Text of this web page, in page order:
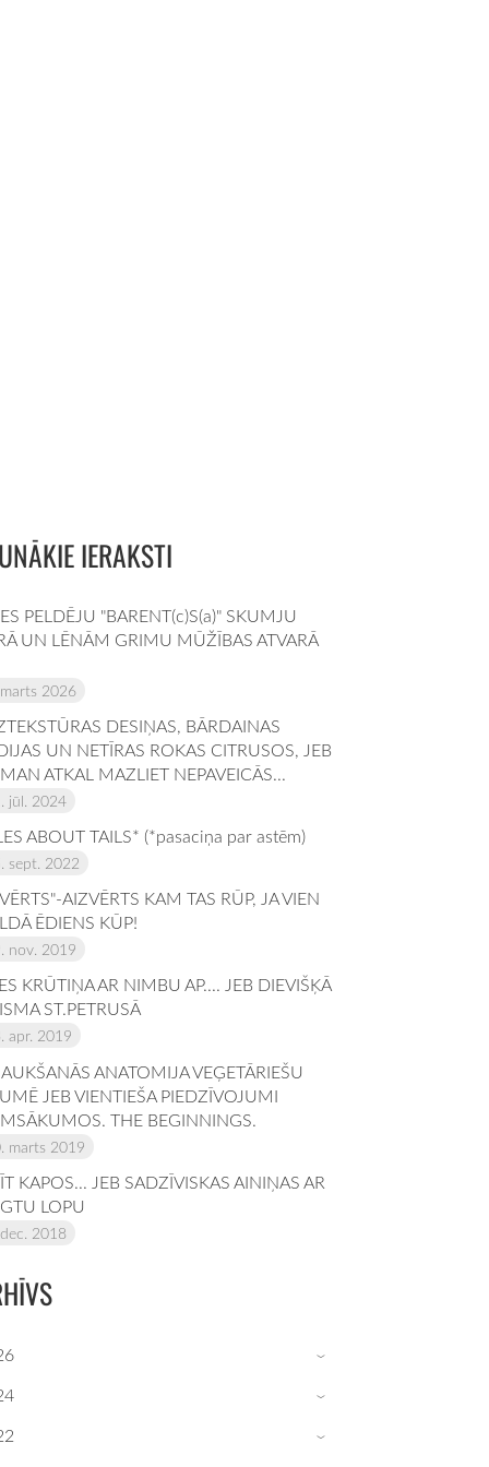
IERAKSTI
PELDĒJU "BARENT(c)S(a)" SKUMJU
UN LĒNĀM GRIMU MŪŽĪBAS ATVARĀ
2026
DESIŅAS, BĀRDAINAS
UN NETĪRAS ROKAS CITRUSOS, JEB
ATKAL MAZLIET NEPAVEICĀS...
jūl. 2024
ABOUT TAILS* (*pasaciņa par astēm)
sept. 2022
AIZVĒRTS KAM TAS RŪP, JA VIEN
ĒDIENS KŪP!
nov. 2019
KRŪTIŅA AR NIMBU AP.... JEB DIEVIŠĶĀ
ST.PETRUSĀ
apr. 2019
ANATOMIJA VEĢETĀRIEŠU
JEB VIENTIEŠA PIEDZĪVOJUMI
THE BEGINNINGS.
marts 2019
KAPOS... JEB SADZĪVISKAS AINIŅAS AR
LOPU
2018
›
›
›